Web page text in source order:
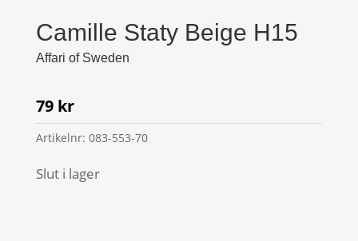
Camille Staty Beige H15
Affari of Sweden
79 kr
Artikelnr: 083-553-70
Slut i lager